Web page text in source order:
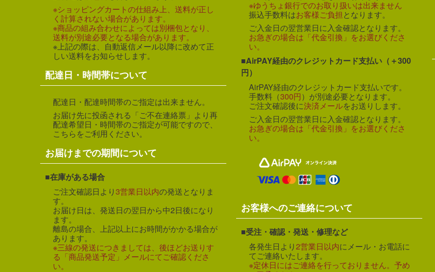
※ショッピングカートの仕組み上、送料が正し
く計算されない場合があります。
※商品の組み合わせによっては別梱包となり、
送料が別途必要となる場合があります。
※上記の際は、自動返信メール以降に改めて正
しい送料をお知らせします。
配達日・時間帯について
配達日・配達時間帯のご指定は出来ません。
お届け先に投函される「ご不在連絡票」より再
配達希望日・時間帯のご指定が可能ですので、
こちらをご利用ください。
お届けまでの期間について
在庫がある場合
ご注文確認日より3営業日以内の発送となりま
す。
お届け日は、発送日の翌日から中2日後になり
ます。
離島の場合、上記以上にお時間がかかる場合が
あります。
※三線の発送につきましては、後ほどお送りす
る「商品発送予定」メールにてご確認くださ
い。
※ゆうちょ銀行でのお取り扱いは出来ません
振込手数料はお客様ご負担 となります。
ご入金日の翌営業日に入金確認となります。
お急ぎの場合は「代金引換」をお選びくださ
い。
AirPAY経由のクレジットカード支払い（＋300
円）
AirPAY経由のクレジットカード支払いです。
手数料（300円）が別途必要となります。
ご注文確認後に決済メールをお送りします。
ご入金日の翌営業日に入金確認となります。
お急ぎの場合は「代金引換」をお選びくださ
い。
お客様へのご連絡について
受注・確認・発送・修理など
各発生日より2営業日以内にメール・お電話に
てご連絡いたします。
※定休日にはご連絡を行っておりません。予め